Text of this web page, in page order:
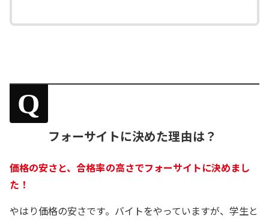
Q
フォーサイトに決めた理由は？
価格の安さと、合格率の高さでフォーサイトに決めまし
た！
やはり価格の安さです。バイトをやっていますが、学生と